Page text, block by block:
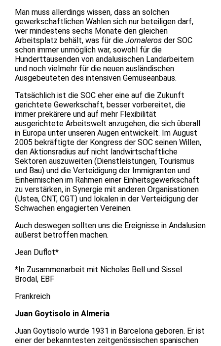
Man muss allerdings wissen, dass an solchen
gewerkschaftlichen Wahlen sich nur beteiligen darf,
wer mindestens sechs Monate den gleichen
Arbeitsplatz behält, was für die Jornaleros der SOC
schon immer unmöglich war, sowohl für die
Hunderttausenden von andalusischen Landarbeitern
und noch vielmehr für die neuen ausländischen
Ausgebeuteten des intensiven Gemüseanbaus.
Tatsächlich ist die SOC eher eine auf die Zukunft
gerichtete Gewerkschaft, besser vorbereitet, die
immer prekärere und auf mehr Flexibilität
ausgerichtete Arbeitswelt anzugehen, die sich überall
in Europa unter unseren Augen entwickelt. Im August
2005 bekräftigte der Kongress der SOC seinen Willen,
den Aktionsradius auf nicht landwirtschaftliche
Sektoren auszuweiten (Dienstleistungen, Tourismus
und Bau) und die Verteidigung der Immigranten und
Einheimischen im Rahmen einer Einheitsgewerkschaft
zu verstärken, in Synergie mit anderen Organisationen
(Ustea, CNT, CGT) und lokalen in der Verteidigung der
Schwachen engagierten Vereinen.
Auch deswegen sollten uns die Ereignisse in Andalusien
äußerst betroffen machen.
Jean Duflot*
*In Zusammenarbeit mit Nicholas Bell und Sissel
Brodal, EBF
Frankreich
Juan Goytisolo in Almeria
Juan Goytisolo wurde 1931 in Barcelona geboren. Er ist
einer der bekanntesten zeitgenössischen spanischen